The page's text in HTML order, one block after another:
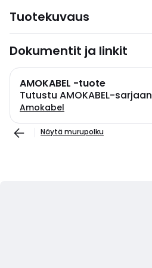
Tuotekuvaus
Dokumentit ja linkit
AMOKABEL -tuote
Tutustu AMOKABEL-sarjaan
Amokabel
Näytä murupolku